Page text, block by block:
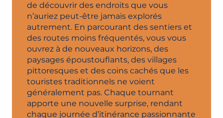
de découvrir des endroits que vous
n’auriez peut-être jamais explorés
autrement. En parcourant des sentiers et
des routes moins fréquentés, vous vous
ouvrez à de nouveaux horizons, des
paysages époustouflants, des villages
pittoresques et des coins cachés que les
touristes traditionnels ne voient
généralement pas. Chaque tournant
apporte une nouvelle surprise, rendant
chaque journée d’itinérance passionnante